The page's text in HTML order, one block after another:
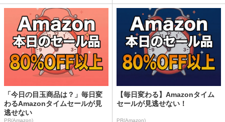
「今日の目玉商品は？」毎日変
わるAmazonタイムセールが見
逃せない
PR(Amazon)
【毎日変わる】Amazonタイム
セールが見逃せない！
PR(Amazon)